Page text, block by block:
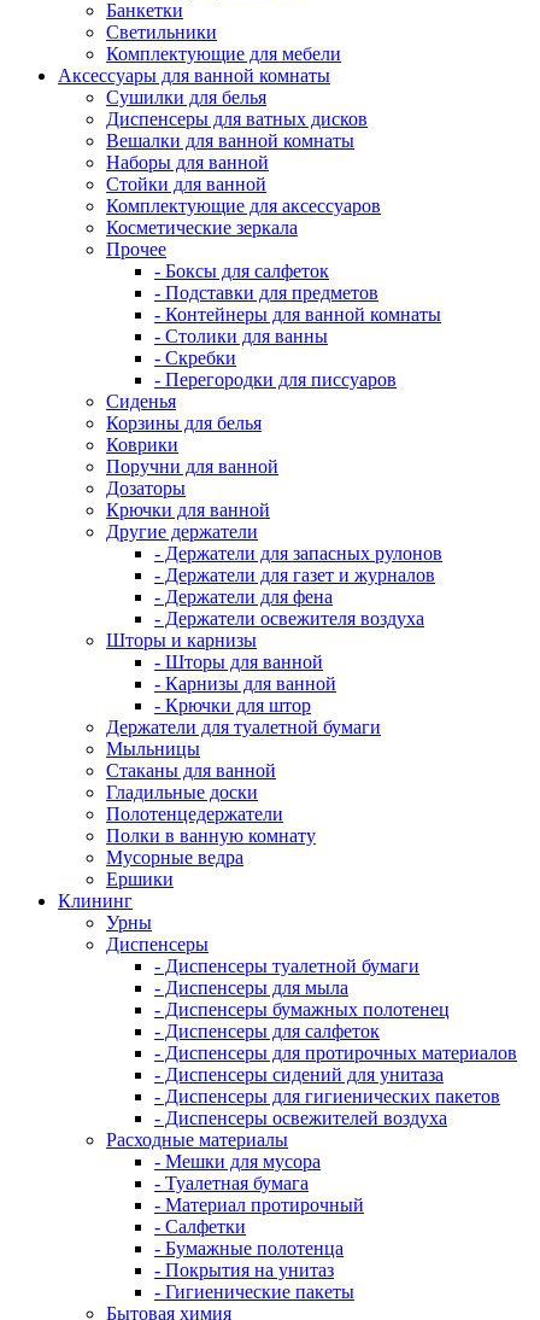
Банкетки
Светильники
Комплектующие для мебели
Аксессуары для ванной комнаты
Сушилки для белья
Диспенсеры для ватных дисков
Вешалки для ванной комнаты
Наборы для ванной
Стойки для ванной
Комплектующие для аксессуаров
Косметические зеркала
Прочее
- Боксы для салфеток
- Подставки для предметов
- Контейнеры для ванной комнаты
- Столики для ванны
- Скребки
- Перегородки для писсуаров
Сиденья
Корзины для белья
Коврики
Поручни для ванной
Дозаторы
Крючки для ванной
Другие держатели
- Держатели для запасных рулонов
- Держатели для газет и журналов
- Держатели для фена
- Держатели освежителя воздуха
Шторы и карнизы
- Шторы для ванной
- Карнизы для ванной
- Крючки для штор
Держатели для туалетной бумаги
Мыльницы
Стаканы для ванной
Гладильные доски
Полотенцедержатели
Полки в ванную комнату
Мусорные ведра
Ершики
Клининг
Урны
Диспенсеры
- Диспенсеры туалетной бумаги
- Диспенсеры для мыла
- Диспенсеры бумажных полотенец
- Диспенсеры для салфеток
- Диспенсеры для протирочных материалов
- Диспенсеры сидений для унитаза
- Диспенсеры для гигиенических пакетов
- Диспенсеры освежителей воздуха
Расходные материалы
- Мешки для мусора
- Туалетная бумага
- Материал протирочный
- Салфетки
- Бумажные полотенца
- Покрытия на унитаз
- Гигиенические пакеты
Бытовая химия